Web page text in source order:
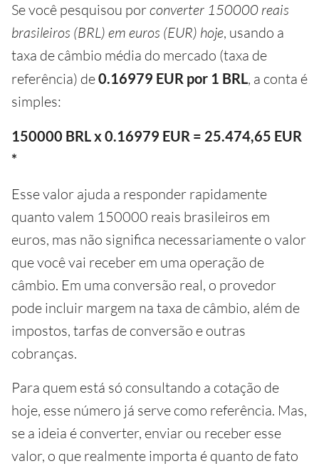
Se você pesquisou porconverter 150000 reais
brasileiros (BRL) em euros (EUR) hoje, usando a
taxa de câmbio média do mercado (taxa de
referência) de0.16979 EUR por 1 BRL, a conta é
simples:
150000 BRL x 0.16979 EUR = 25.474,65 EUR
*
Esse valor ajuda a responder rapidamente
quanto valem 150000 reais brasileiros em
euros, mas não significa necessariamente o valor
que você vai receber em uma operação de
câmbio. Em uma conversão real, o provedor
pode incluir margem na taxa de câmbio, além de
impostos, tarfas de conversão e outras
cobranças.
Para quem está só consultando a cotação de
hoje, esse número já serve como referência. Mas,
se a ideia é converter, enviar ou receber esse
valor, o que realmente importa é quanto de fato